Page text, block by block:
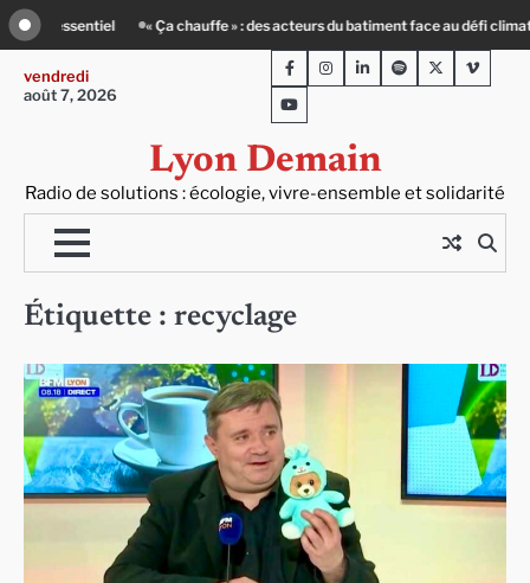
Skip
to
content
Entourage : un petit-déj contre l’isolement Le Crépin de Lyon
vendredi
août 7, 2026
Lyon Demain
Radio de solutions : écologie, vivre-ensemble et solidarité
FacebookInstagram
LinkedInSpotifyTwitterViméo
Youtube
Étiquette : recyclage